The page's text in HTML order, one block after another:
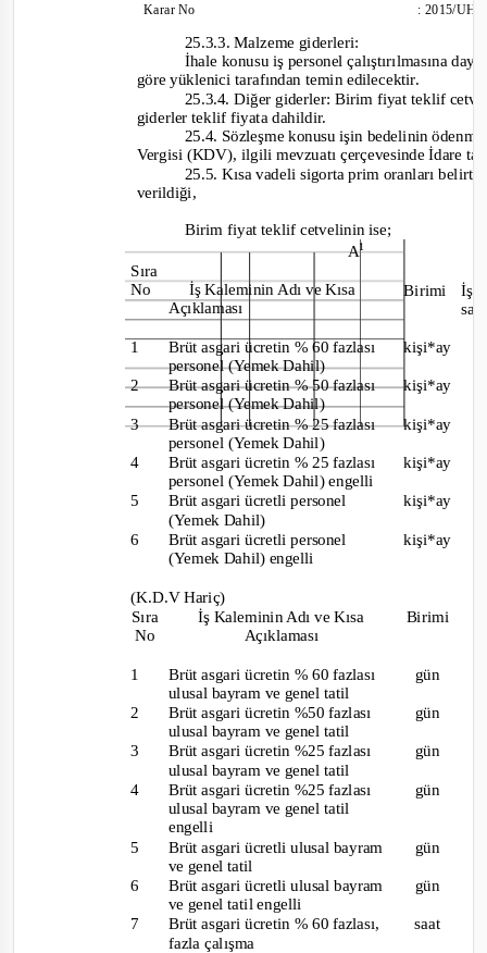
Karar No :2015/
25.3.3. Malzeme giderleri:
İhale konusu iş personel çalıştırılmasına
göre yüklenici tarafından temin edilecektir.
25.3.4. Diğer giderler: Birim fiyat teklif
giderler teklif fiyata dahildir.
25.4. Sözleşme konusu işin bedelinin
Vergisi (KDV), ilgili mevzuatı çerçevesinde İdare
25.5. Kısa vadeli sigorta prim oranları
verildiği,
Birim fiyat teklif cetvelinin ise;
A1
Sıra
No
Birimi
İş Kaleminin Adı ve Kısa
Açıklaması
1
2
3
4
5
6
Brüt asgari ücretin % 60 fazlası
personel (Yemek Dahil)
Brüt asgari ücretin % 50 fazlası
personel (Yemek Dahil)
Brüt asgari ücretin % 25 fazlası
personel (Yemek Dahil)
Brüt asgari ücretin % 25 fazlası
personel (Yemek Dahil) engelli
Brüt asgari ücretli personel
(Yemek Dahil)
kişi*ay
kişi*ay
kişi*ay
kişi*ay
kişi*ay
Brüt asgari ücretli personel
(Yemek Dahil) engelli
kişi*ay
(K.D.V Hariç)
Sıra
No
İş Kaleminin Adı ve Kısa
Birimi
Açıklaması
1
2
3
4
Brüt asgari ücretin % 60 fazlası
ulusal bayram ve genel tatil
Brüt asgari ücretin %50 fazlası
ulusal bayram ve genel tatil
Brüt asgari ücretin %25 fazlası
ulusal bayram ve genel tatil
Brüt asgari ücretin %25 fazlası
ulusal bayram ve genel tatil
engelli
gün
gün
gün
gün
5
6
7
Brüt asgari ücretli ulusal bayram
ve genel tatil
Brüt asgari ücretli ulusal bayram
ve genel tatil engelli
Brüt asgari ücretin % 60 fazlası,
fazla çalışma
gün
gün
saat